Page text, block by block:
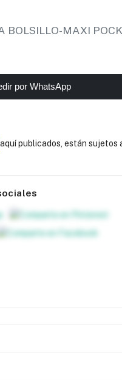
BOLSILLO-MAXI
por WhatsApp
aquí publicados, están sujetos